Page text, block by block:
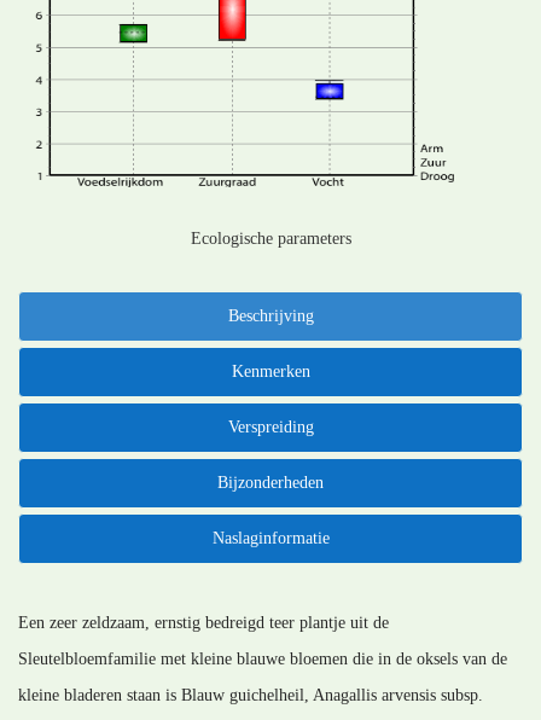
Ecologische parameters
Beschrijving
Kenmerken
Verspreiding
Bijzonderheden
Naslaginformatie
Een zeer zeldzaam, ernstig bedreigd teer plantje uit de
Sleutelbloemfamilie met kleine blauwe bloemen die in de oksels van de
kleine bladeren staan is Blauw guichelheil, Anagallis arvensis subsp.